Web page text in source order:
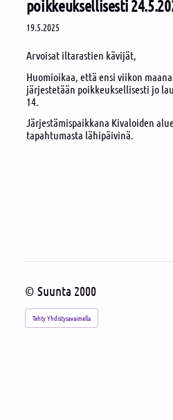
poikkeuksellisesti
19.5.2025
Arvoisat iltarastien kävijät,
Huomioikaa, että ensi viikon
järjestetään poikkeuksellisesti jo
14.
Järjestämispaikkana Kivaloiden
tapahtumasta lähipäivinä.
© Suunta 2000
Tehty Yhdistysavaimella